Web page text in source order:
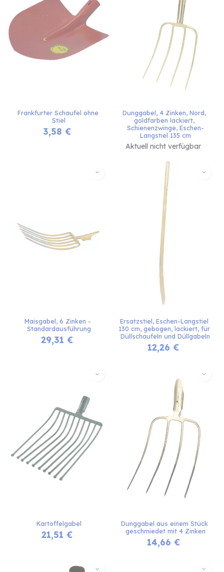
Frankfurter Schaufel ohne
Stiel
3,58 €
Dunggabel, 4 Zinken, Nord,
goldfarben lackiert,
Schienenzwinge, Eschen-
Langstiel 135 cm
Aktuell nicht verfügbar
Maisgabel, 6 Zinken -
Standardausführung
29,31 €
Ersatzstiel, Eschen-Langstiel
130 cm, gebogen, lackiert, für
Düllschaufeln und Düllgabeln
12,26 €
Kartoffelgabel
21,51 €
Dunggabel aus einem Stück
geschmiedet mit 4 Zinken
14,66 €